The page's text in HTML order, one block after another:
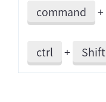
command +
ctrl + Shift